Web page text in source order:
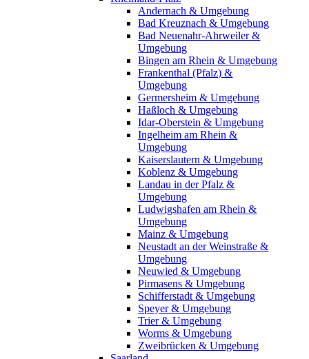
Andernach & Umgebung
Bad Kreuznach & Umgebung
Bad Neuenahr-Ahrweiler &
Umgebung
Bingen am Rhein & Umgebung
Frankenthal (Pfalz) &
Umgebung
Germersheim & Umgebung
Haßloch & Umgebung
Idar-Oberstein & Umgebung
Ingelheim am Rhein &
Umgebung
Kaiserslautern & Umgebung
Koblenz & Umgebung
Landau in der Pfalz &
Umgebung
Ludwigshafen am Rhein &
Umgebung
Mainz & Umgebung
Neustadt an der Weinstraße &
Umgebung
Neuwied & Umgebung
Pirmasens & Umgebung
Schifferstadt & Umgebung
Speyer & Umgebung
Trier & Umgebung
Worms & Umgebung
Zweibrücken & Umgebung